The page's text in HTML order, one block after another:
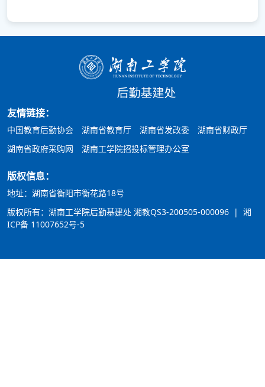
友情链接：
中国教育后勤协会 湖南省教育厅 湖南省发改委
湖南省财政厅
湖南省政府采购网
湖南工学院招投标管理办公室
版权信息：
地址：湖南省衡阳市衡花路18号
版权所有：湖南工学院后勤基建处 湘教QS3-200505-000096 | 湘
ICP备 11007652号-5